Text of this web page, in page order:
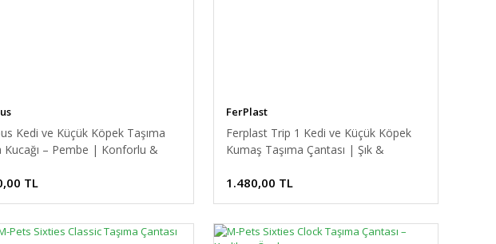
Kedi ve Küçük Köpek Taşıma
Kucağı – Pembe | Konforlu &
TL
FerPlast
Ferplast Trip 1 Kedi ve Küçük Köpek
Kumaş Taşıma Çantası | Şık &
1.480,00 TL